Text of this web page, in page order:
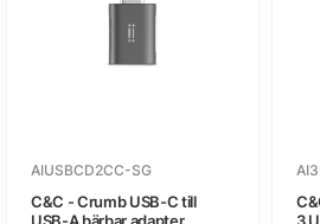
AIUSBCD2CC-SG
C&C - Crumb USB-C till